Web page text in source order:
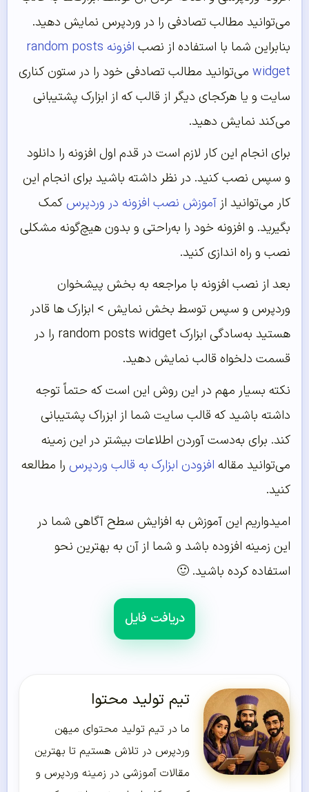
می‌توانید مطالب تصادفی را در وردپرس نمایش دهید.
بنابراین شما با استفاده از نصب
افزونه random posts
widget می‌توانید مطالب تصادفی خود را در ستون کناری
سایت و یا هرکجای دیگر از قالب که از ابزارک پشتیبانی
می‌کند نمایش دهید.
برای انجام این کار لازم است در قدم اول افزونه را دانلود
و سپس نصب کنید. در نظر داشته باشید برای انجام این
کار می‌توانید از آموزش نصب افزونه در وردپرس کمک
بگیرید. و افزونه خود را به‌راحتی و بدون هیچ‌گونه مشکلی
نصب و راه اندازی کنید.
بعد از نصب افزونه با مراجعه به بخش پیشخوان
وردپرس و سپس توسط بخش نمایش > ابزارک ها قادر
هستید به‌سادگی ابزارک random posts widget را در
قسمت دلخواه قالب نمایش دهید.
نکته بسیار مهم در این روش این است که حتماً توجه
داشته باشید که قالب سایت شما از ابزراک پشتیبانی
کند. برای به‌دست آوردن اطلاعات بیشتر در این زمینه
می‌توانید مقاله افزودن ابزارک به قالب وردپرس را مطالعه
کنید.
امیدواریم این آموزش به افزایش سطح آگاهی شما در
این زمینه افزوده باشد و شما از آن به بهترین نحو
استفاده کرده باشید. 🙂
دریافت فایل
تیم تولید محتوا
ما در تیم تولید محتوای میهن
وردپرس در تلاش هستیم تا بهترین
مقالات آموزشی در زمینه وردپرس و